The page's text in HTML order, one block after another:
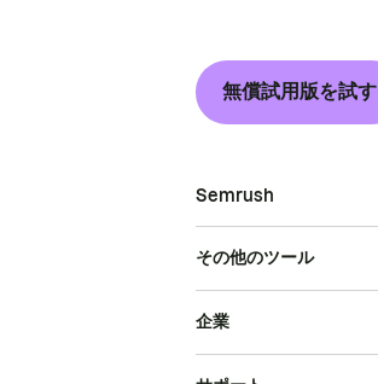
無償試用版を試す
Semrush
その他のツール
企業